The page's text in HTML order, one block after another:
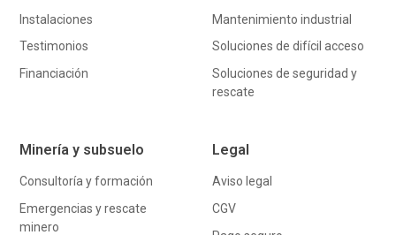
Instalaciones
Testimonios
Financiación
Mantenimiento industrial
Soluciones de difícil acceso
Soluciones de seguridad y
rescate
Minería y subsuelo
Consultoría y formación
Emergencias y rescate
minero
Legal
Aviso legal
CGV